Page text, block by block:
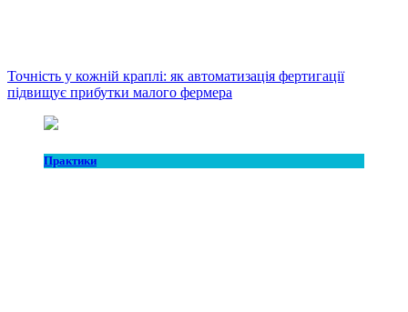
Точність у кожній краплі: як автоматизація фертигації
підвищує прибутки малого фермера
Практики